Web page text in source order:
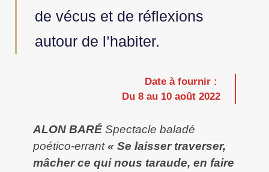
de vécus et de réflexions
autour de l’habiter.
Date à fournir :
Du 8 au 10 août 2022
ALON BARÉ Spectacle baladé
poético-errant« Se laisser traverser,
mâcher ce qui nous taraude, en faire